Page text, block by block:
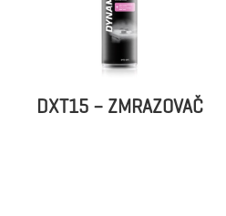
DXT15 – ZMRAZOVAČ